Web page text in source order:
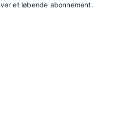
et løbende abonnement.